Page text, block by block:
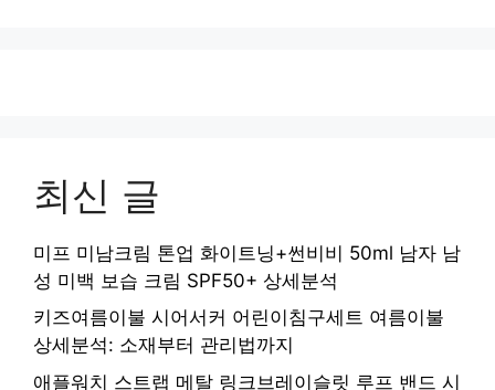
최신 글
미프 미남크림 톤업 화이트닝+썬비비 50ml 남자 남
성 미백 보습 크림 SPF50+ 상세분석
키즈여름이불 시어서커 어린이침구세트 여름이불
상세분석: 소재부터 관리법까지
애플워치 스트랩 메탈 링크브레이슬릿 루프 밴드 시